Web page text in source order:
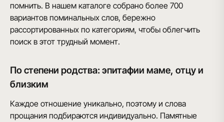
помнить. В нашем каталоге собрано более 700
вариантов поминальных слов, бережно
рассортированных по категориям, чтобы облегчить
поиск в этот трудный момент.
По степени родства: эпитафии маме, отцу и
близким
Каждое отношение уникально, поэтому и слова
прощания подбираются индивидуально. Памятные